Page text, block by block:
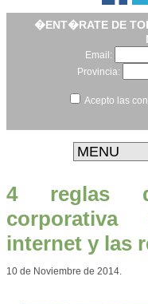
�ENT�RATE DE
Email:
Provincia:
Acepto las
4 reglas
internet y las
10 de Noviembre de 2014.